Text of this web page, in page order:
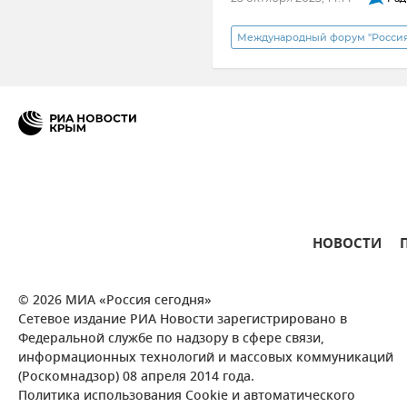
Международный форум
Мнения Крым
НОВОСТИ
© 2026 МИА «Россия сегодня»
Сетевое издание РИА Новости зарегистрировано в
Федеральной службе по надзору в сфере связи,
информационных технологий и массовых коммуникаций
(Роскомнадзор) 08 апреля 2014 года.
Политика использования Cookie и автоматического